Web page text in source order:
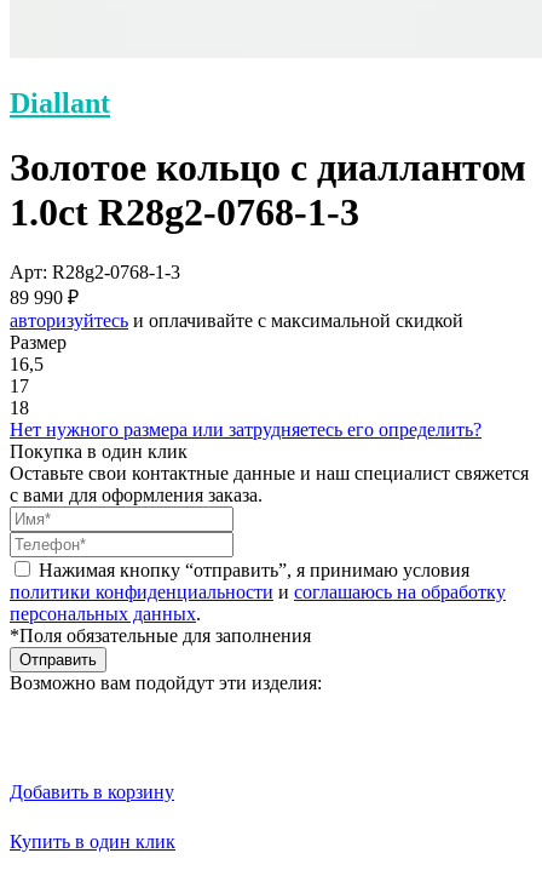
Diallant
Золотое кольцо с диаллантом
1.0ct R28g2-0768-1-3
Арт: R28g2-0768-1-3
89 990 ₽
авторизуйтесь и оплачивайте с максимальной скидкой
Размер
16,5
17
18
Нет нужного размера или затрудняетесь его определить?
Покупка в один клик
Оставьте свои контактные данные и наш специалист свяжется
с вами для оформления заказа.
Нажимая кнопку “отправить”, я принимаю условия
политики конфиденциальности и соглашаюсь на обработку
персональных данных.
*Поля обязательные для заполнения
Отправить
Возможно вам подойдут эти изделия:
Добавить в корзину
Купить в один клик